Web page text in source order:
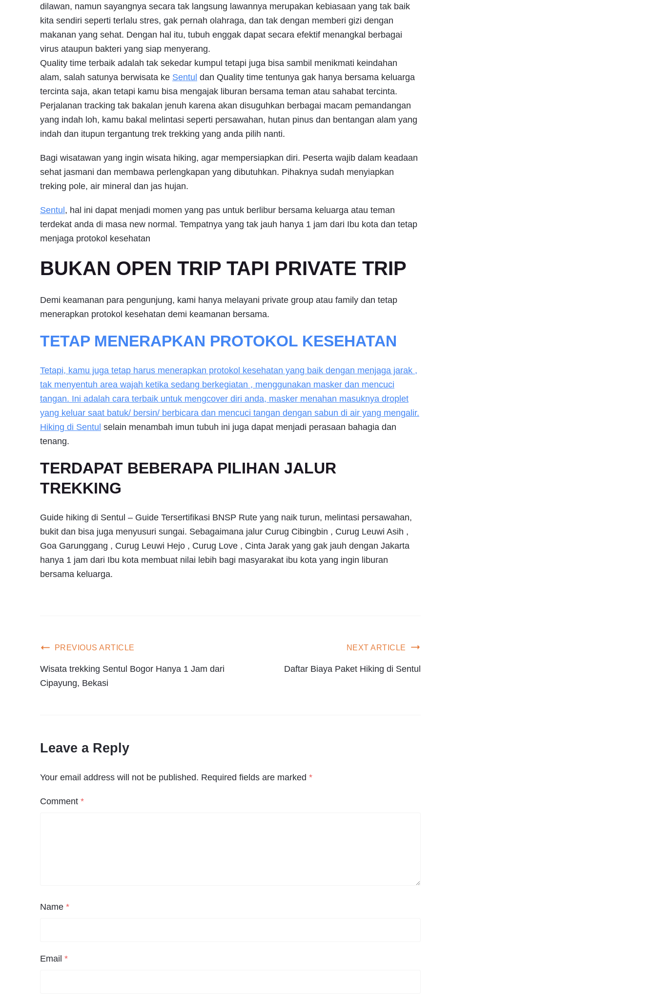
dilawan, namun sayangnya secara tak langsung lawannya merupakan kebiasaan yang tak baik
kita sendiri seperti terlalu stres, gak pernah olahraga, dan tak dengan memberi gizi dengan
makanan yang sehat. Dengan hal itu, tubuh enggak dapat secara efektif menangkal berbagai
virus ataupun bakteri yang siap menyerang.
Quality time terbaik adalah tak sekedar kumpul tetapi juga bisa sambil menikmati keindahan
alam, salah satunya berwisata ke Sentul dan Quality time tentunya gak hanya bersama keluarga
tercinta saja, akan tetapi kamu bisa mengajak liburan bersama teman atau sahabat tercinta.
Perjalanan tracking tak bakalan jenuh karena akan disuguhkan berbagai macam pemandangan
yang indah loh, kamu bakal melintasi seperti persawahan, hutan pinus dan bentangan alam yang
indah dan itupun tergantung trek trekking yang anda pilih nanti.
Bagi wisatawan yang ingin wisata hiking, agar mempersiapkan diri. Peserta wajib dalam keadaan
sehat jasmani dan membawa perlengkapan yang dibutuhkan. Pihaknya sudah menyiapkan
treking pole, air mineral dan jas hujan.
Sentul, hal ini dapat menjadi momen yang pas untuk berlibur bersama keluarga atau teman
terdekat anda di masa new normal. Tempatnya yang tak jauh hanya 1 jam dari Ibu kota dan tetap
menjaga protokol kesehatan
BUKAN OPEN TRIP TAPI PRIVATE TRIP
Demi keamanan para pengunjung, kami hanya melayani private group atau family dan tetap
menerapkan protokol kesehatan demi keamanan bersama.
TETAP MENERAPKAN PROTOKOL KESEHATAN
Tetapi, kamu juga tetap harus menerapkan protokol kesehatan yang baik dengan menjaga jarak ,
tak menyentuh area wajah ketika sedang berkegiatan , menggunakan masker dan mencuci
tangan. Ini adalah cara terbaik untuk mengcover diri anda, masker menahan masuknya droplet
yang keluar saat batuk/ bersin/ berbicara dan mencuci tangan dengan sabun di air yang mengalir.
Hiking di Sentul selain menambah imun tubuh ini juga dapat menjadi perasaan bahagia dan
tenang.
TERDAPAT BEBERAPA PILIHAN JALUR
TREKKING
Guide hiking di Sentul – Guide Tersertifikasi BNSP Rute yang naik turun, melintasi persawahan,
bukit dan bisa juga menyusuri sungai. Sebagaimana jalur Curug Cibingbin , Curug Leuwi Asih ,
Goa Garunggang , Curug Leuwi Hejo , Curug Love , Cinta Jarak yang gak jauh dengan Jakarta
hanya 1 jam dari Ibu kota membuat nilai lebih bagi masyarakat ibu kota yang ingin liburan
bersama keluarga.
PREVIOUS ARTICLE
Wisata trekking Sentul Bogor Hanya 1 Jam dari
Cipayung, Bekasi
NEXT ARTICLE
Daftar Biaya Paket Hiking di Sentul
Leave a Reply
Your email address will not be published. Required fields are marked *
Comment *
Name *
Email *